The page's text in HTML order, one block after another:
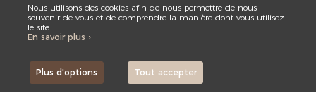
Nous utilisons des cookies afin de nous permettre de nous
souvenir de vous et de comprendre la manière dont vous utilisez
le site.
En savoir plus ›
Plus d'options Tout accepter
ESPACE COLLABORATEUR
webdesign > creation web > developpement > SEO
vous en ligne, gestion stock, gestion spa urbain, spa hôtelier, crm, erp